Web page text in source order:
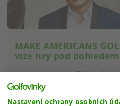
MAKE AMERICANS
vize hry pod
Nedalo se odolat. Zdánlivě
McIlroye o možném zapojení
prezidenta USA Donalda
Nastavení ochrany osobních